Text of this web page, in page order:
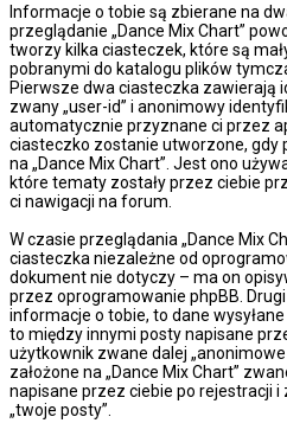
Informacje o tobie są zbierane na
przeglądanie „Dance Mix Chart”
tworzy kilka ciasteczek, które są
pobranymi do katalogu plików
Pierwsze dwa ciasteczka zawierają
zwany „user-id” i anonimowy
automatycznie przyznane ci przez
ciasteczko zostanie utworzone,
na „Dance Mix Chart”. Jest ono
które tematy zostały przez ciebie
ci nawigacji na forum.
W czasie przeglądania „Dance Mix
ciasteczka niezależne od
dokument nie dotyczy – ma on
przez oprogramowanie phpBB.
informacje o tobie, to dane
to między innymi posty napisane
użytkownik zwane dalej
założone na „Dance Mix Chart”
napisane przez ciebie po rejestracji
„twoje posty”.